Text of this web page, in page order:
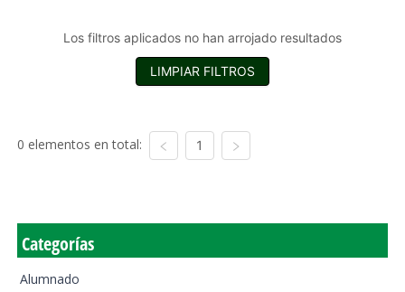
Los filtros aplicados no han arrojado resultados
LIMPIAR FILTROS
0 elementos en total: 1
Categorías
Alumnado